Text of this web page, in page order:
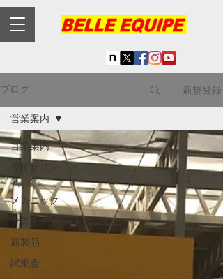
ブログ 新規登録
営業案内
サイクリン
グ
メカニック
テスト
新製品
試乗会
営業案内